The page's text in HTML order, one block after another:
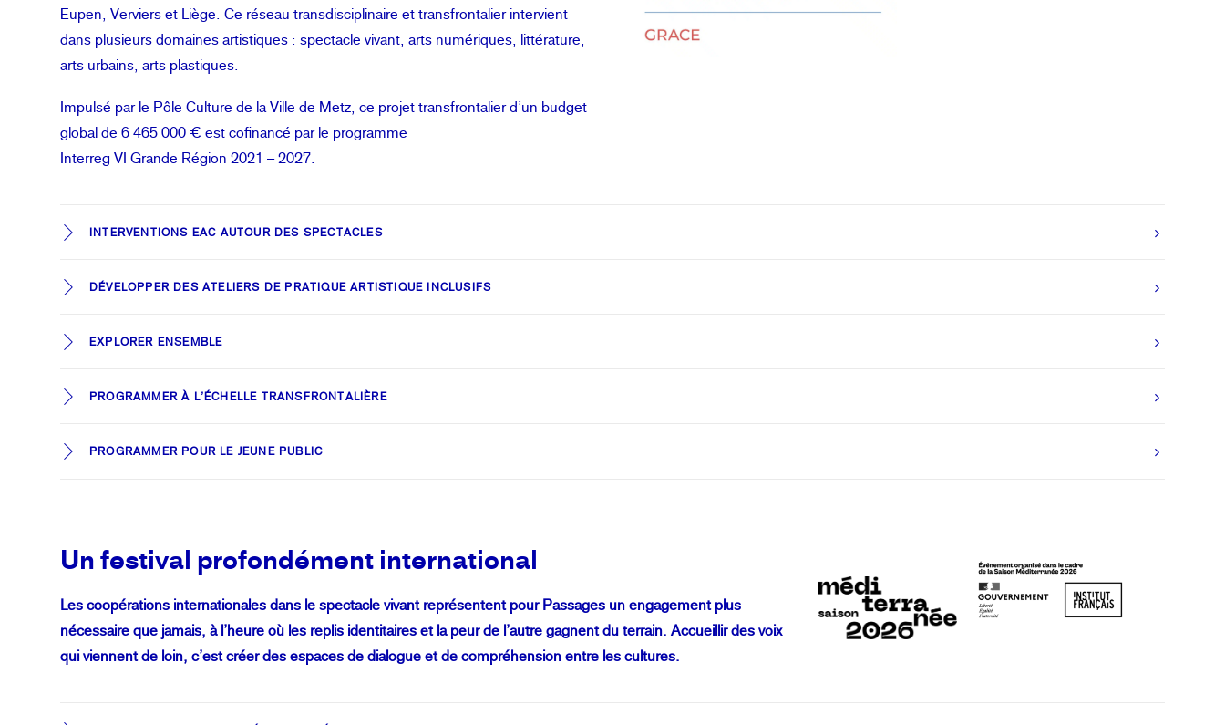
Eupen, Verviers et Liège. Ce réseau transdisciplinaire et transfrontalier intervient
dans plusieurs domaines artistiques : spectacle vivant, arts numériques, littérature,
arts urbains, arts plastiques.
Impulsé par le Pôle Culture de la Ville de Metz, ce projet transfrontalier d’un budget
global de 6 465 000 € est cofinancé par le programme
Interreg VI Grande Région 2021 – 2027.
INTERVENTIONS EAC AUTOUR DES SPECTACLES
DÉVELOPPER DES ATELIERS DE PRATIQUE ARTISTIQUE INCLUSIFS
EXPLORER ENSEMBLE
PROGRAMMER À L’ÉCHELLE TRANSFRONTALIÈRE
PROGRAMMER POUR LE JEUNE PUBLIC
Un festival profondément international
Les coopérations internationales dans le spectacle vivant représentent pour Passages un engagement plus
nécessaire que jamais, à l’heure où les replis identitaires et la peur de l’autre gagnent du terrain. Accueillir des voix
qui viennent de loin, c’est créer des espaces de dialogue et de compréhension entre les cultures.